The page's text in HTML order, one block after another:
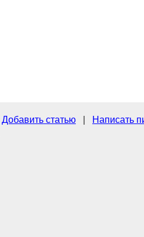
Добавить статью
Написать